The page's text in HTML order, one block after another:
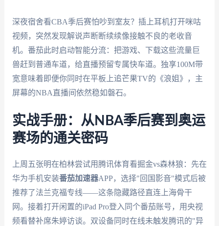
深夜宿舍看CBA季后赛怕吵到室友？插上耳机打开咪咕
视频，突然发现解说声断断续续像接触不良的老收音
机。番茄此时启动智能分流：把游戏、下载这些流量巨
兽赶到普通车道，给直播预留专属快车道。独享100M带
宽意味着即便你同时在平板上追芒果TV的《浪姐》，主
屏幕的NBA直播间依然稳如磐石。
实战手册：从NBA季后赛到奥运
赛场的通关密码
上周五张明在柏林尝试用腾讯体育看掘金vs森林狼：先在
华为手机安装番茄加速器APP，选择"回国影音"模式后被
推荐了法兰克福专线——这条隐藏路径直连上海骨干
网。接着打开闲置的iPad Pro登入同个番茄账号，用央视
频看替补席朱婷访谈。双设备同时在线未触发腾讯的"异